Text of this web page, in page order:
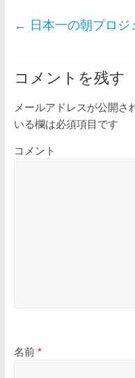
← 日本一の朝プロジ
コメントを残す
メールアドレスが公開さ
いる欄は必須項目です
コメント
名前 *